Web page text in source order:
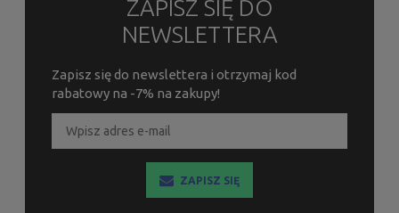
ZAPISZ SIĘ DO
NEWSLETTERA
Zapisz się do newslettera i otrzymaj kod
rabatowy na -7% na zakupy!
ZAPISZ SIĘ